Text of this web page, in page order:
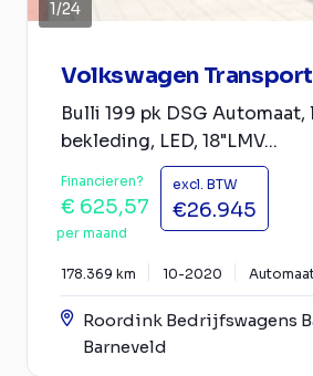
1/24
Volkswagen
Bulli 199 pk DSG Automaat,
bekleding, LED, 18"LMV...
Financieren?
€ 625,57
per maand
excl. BTW
€26.945
178.369 km 10-2020
Roordink Bedrijfswagens
Barneveld